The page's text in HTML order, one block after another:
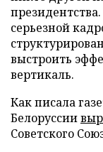
серьезной
выстроить
вертикаль.
Как писала
Белоруссии
Советского